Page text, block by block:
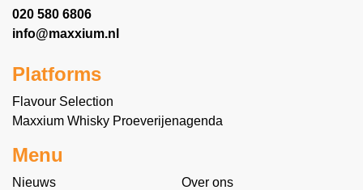
020 580 6806
info@maxxium.nl
Platforms
Flavour Selection
Maxxium Whisky Proeverijenagenda
Menu
Nieuws
Over ons